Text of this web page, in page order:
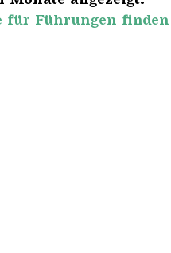
für Führungen